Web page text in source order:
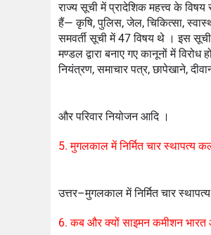
राज्य सूची में प्रादेशिक महत्त्व के
हैं— कृषि, पुलिस, जेल, चिकित्सा,
समवर्ती सूची में 47 विषय थे । इस
मण्डल द्वारा बनाए गए कानूनों में
नियंत्रण, समाचार पत्र, छापेखाने,
और परिवार नियोजन आदि ।
5. मुगलकाल में निर्मित चार स्थापत्य
उत्तर–मुगलकाल में निर्मित चार
6. कब और क्यों साइमन कमीशन भारत